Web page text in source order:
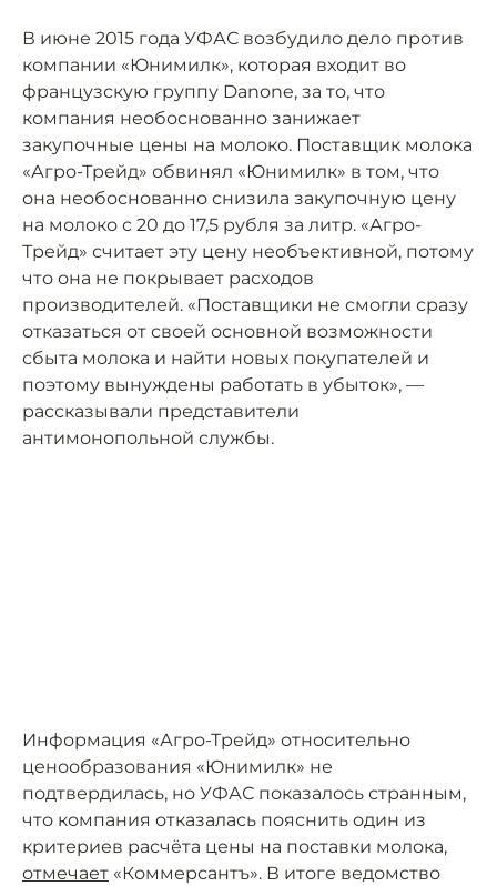
В июне 2015 года УФАС возбудило дело против
компании «Юнимилк», которая входит во
французскую группу Danone, за то, что
компания необоснованно занижает
закупочные цены на молоко. Поставщик молока
«Агро-Трейд» обвинял «Юнимилк» в том, что
она необоснованно снизила закупочную цену
на молоко с 20 до 17,5 рубля за литр. «Агро-
Трейд» считает эту цену необъективной, потому
что она не покрывает расходов
производителей. «Поставщики не смогли сразу
отказаться от своей основной возможности
сбыта молока и найти новых покупателей и
поэтому вынуждены работать в убыток», —
рассказывали представители
антимонопольной службы.
Информация «Агро-Трейд» относительно
ценообразования «Юнимилк» не
подтвердилась, но УФАС показалось странным,
что компания отказалась пояснить один из
критериев расчёта цены на поставки молока,
отмечает «Коммерсантъ». В итоге ведомство